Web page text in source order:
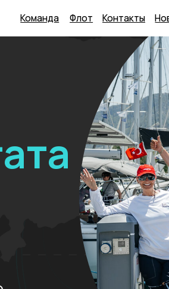
Флот Контакты Новости